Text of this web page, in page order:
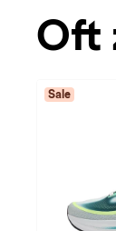
Oft
Sale